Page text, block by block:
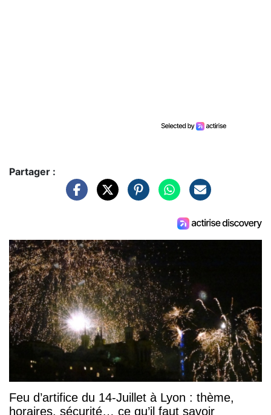
Partager :
Feu d’artifice du 14-Juillet à Lyon : thème,
horaires, sécurité… ce qu’il faut savoir